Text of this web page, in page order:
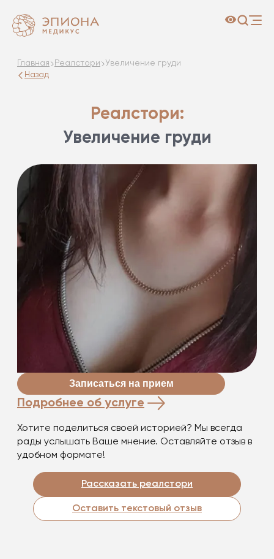
Главная Реалстори
Увеличение груди
Назад
Реалстори:
Увеличение груди
Записаться на прием
Подробнее об услуге
Хотите поделиться своей историей? Мы всегда
рады услышать Ваше мнение. Оставляйте отзыв в
удобном формате!
Рассказать реалстори
Оставить текстовый отзыв